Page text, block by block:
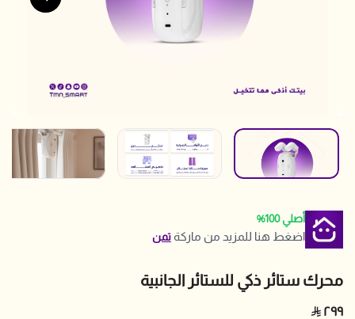
أصلي 100%
اضغط هنا للمزيد من ماركةتمن
محرك ستائر ذكي للستائر الجانبية
٢٩٩